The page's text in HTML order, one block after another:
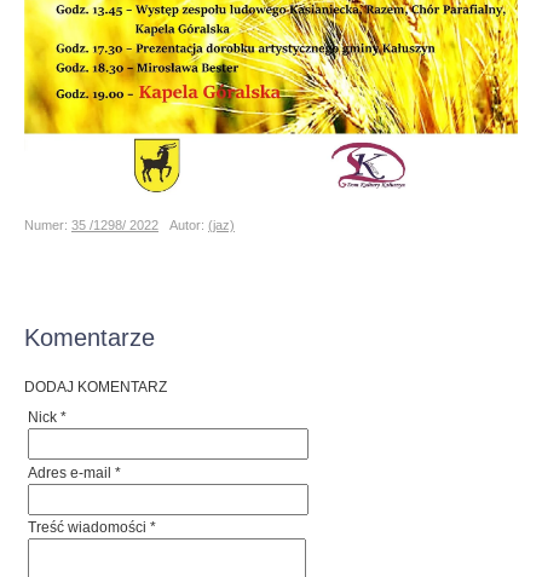
Numer: 35 /1298/ 2022 Autor: (jaz)
Komentarze
DODAJ KOMENTARZ
Nick *
Adres e-mail *
Treść wiadomości *